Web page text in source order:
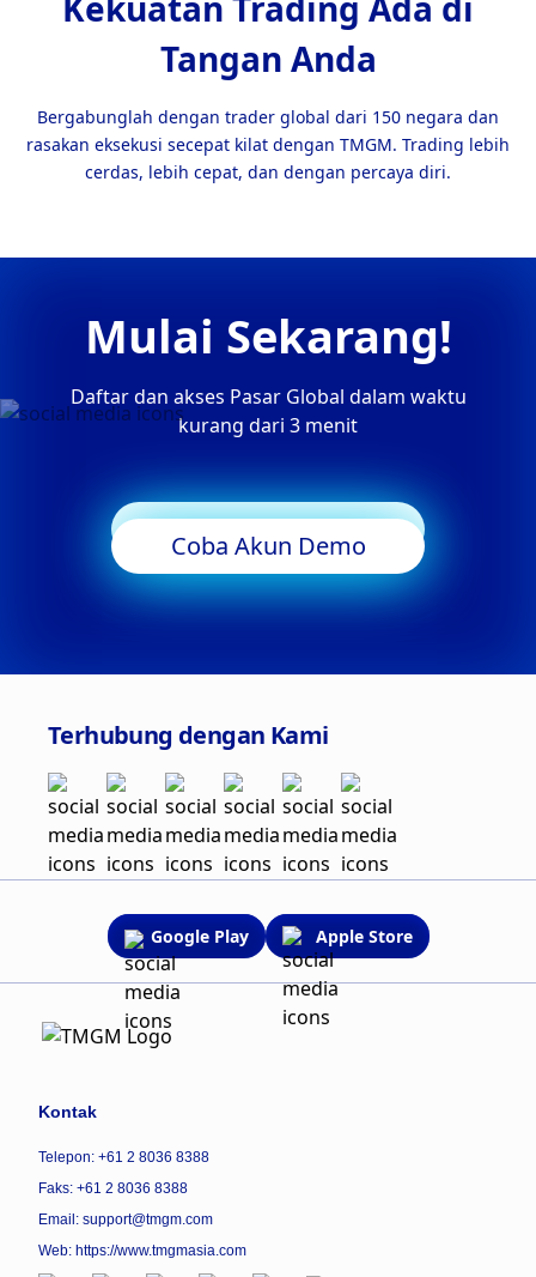
Tangan Anda
Bergabunglah dengan trader global dari 150 negara dan
rasakan eksekusi secepat kilat dengan TMGM. Trading lebih
cerdas, lebih cepat, dan dengan percaya diri.
Mulai Sekarang!
Daftar dan akses Pasar Global dalam waktu
kurang dari 3 menit
Mulai Trading
Coba Akun Demo
Terhubung dengan Kami
Google Play Apple Store
Kontak
Telepon: +61 2 8036 8388
Faks: +61 2 8036 8388
Email: support@tmgm.com
Web: https://www.tmgmasia.com